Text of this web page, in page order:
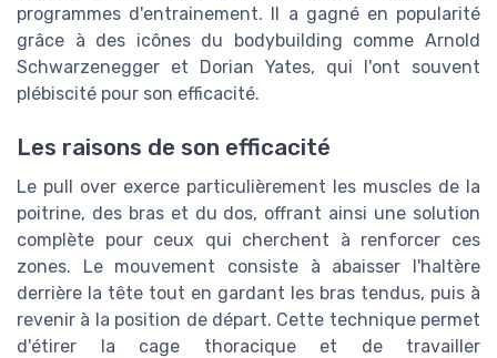
programmes d'entrainement. Il a gagné en popularité
grâce à des icônes du bodybuilding comme Arnold
Schwarzenegger et Dorian Yates, qui l'ont souvent
plébiscité pour son efficacité.
Les raisons de son efficacité
Le pull over exerce particulièrement les muscles de la
poitrine, des bras et du dos, offrant ainsi une solution
complète pour ceux qui cherchent à renforcer ces
zones. Le mouvement consiste à abaisser l'haltère
derrière la tête tout en gardant les bras tendus, puis à
revenir à la position de départ. Cette technique permet
d'étirer la cage thoracique et de travailler